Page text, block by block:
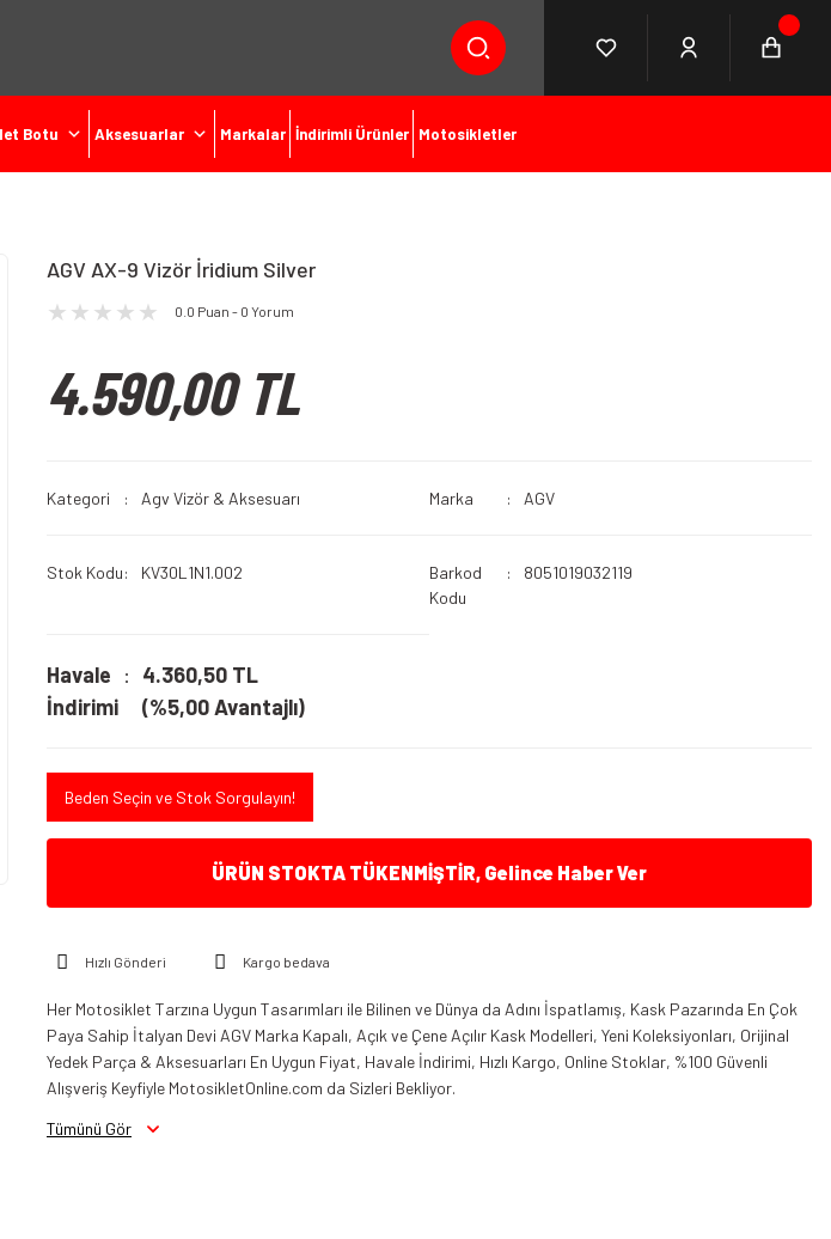
Botu Aksesuarlar Markalar İndirimli Ürünler Motosikletler
AGV AX-9 Vizör İridium Silver
0.0 Puan - 0 Yorum
4.590,00 TL
Kategori Agv Vizör & Aksesuarı Marka AGV
Stok Kodu KV30L1N1.002
Barkod
Kodu
8051019032119
Havale
İndirimi
4.360,50 TL
(%5,00 Avantajlı)
Beden Seçin ve Stok Sorgulayın!
ÜRÜN STOKTA TÜKENMİŞTİR, Gelince Haber Ver
Hızlı Gönderi Kargo bedava
Her Motosiklet Tarzına Uygun Tasarımları ile Bilinen ve Dünya da Adını İspatlamış, Kask Pazarında En Çok
Paya Sahip İtalyan Devi AGV Marka Kapalı, Açık ve Çene Açılır Kask Modelleri, Yeni Koleksiyonları, Orijinal
Yedek Parça & Aksesuarları En Uygun Fiyat, Havale İndirimi, Hızlı Kargo, Online Stoklar, %100 Güvenli
Alışveriş Keyfiyle MotosikletOnline.com da Sizleri Bekliyor.
Tümünü Gör